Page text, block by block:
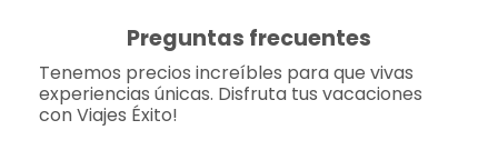
Preguntas frecuentes
Tenemos precios increíbles para que vivas
experiencias únicas. Disfruta tus vacaciones
con Viajes Éxito!